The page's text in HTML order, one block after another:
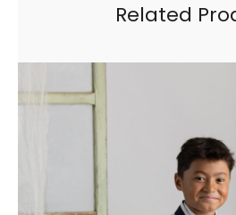
Related